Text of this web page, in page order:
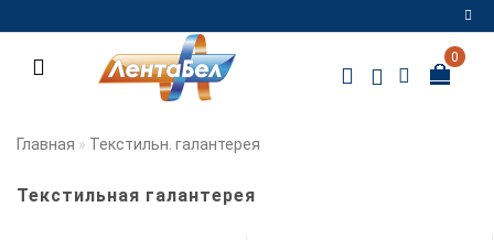
Регистрация
0
Главная Текстильн. галантерея
Текстильная галантерея